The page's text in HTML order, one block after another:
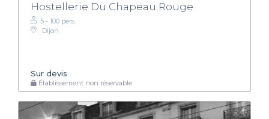
Hostellerie Du Chapeau Rouge
5 - 100 pers.
Dijon
Sur devis
Établissement non réservable